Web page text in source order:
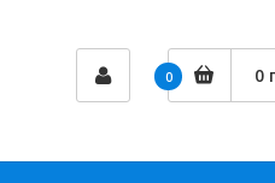
0 0